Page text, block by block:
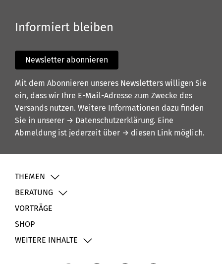
Informiert bleiben
Newsletter abonnieren
Mit dem Abonnieren unseres Newsletters willigen Sie
ein, dass wir Ihre E-Mail-Adresse zum Zwecke des
Versands nutzen. Weitere Informationen dazu finden
Sie in unserer → Datenschutzerklärung. Eine
Abmeldung ist jederzeit über → diesen Link möglich.
THEMEN
BERATUNG
VORTRÄGE
SHOP
WEITERE INHALTE